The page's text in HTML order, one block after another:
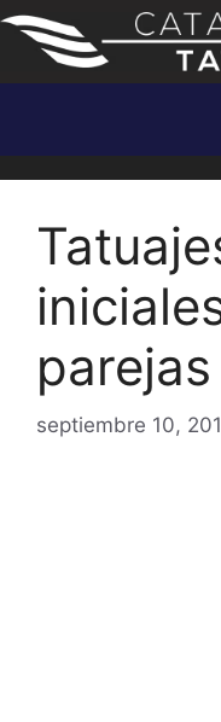
Saltar
contenido
parejas
septiembre 10,